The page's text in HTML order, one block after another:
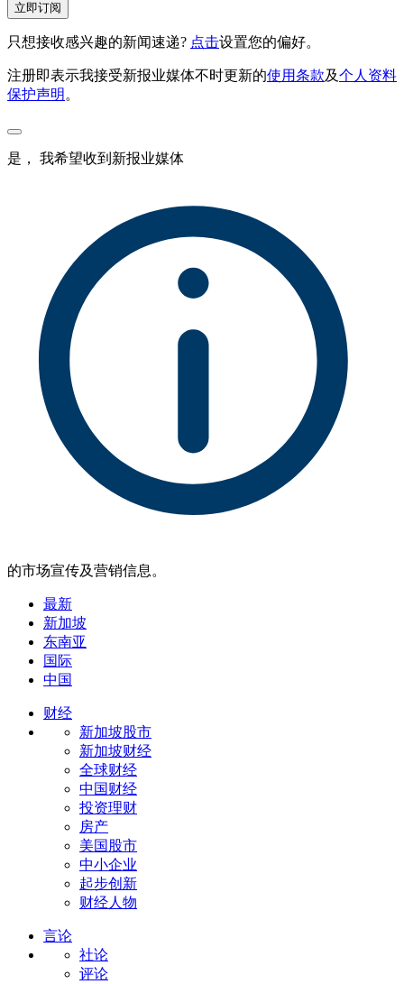
立即订阅
只想接收感兴趣的新闻速递? 点击设置您的偏好。
注册即表示我接受新报业媒体不时更新的使用条款及个人资料
保护声明 。
是， 我希望收到新报业媒体
的市场宣传及营销信息。
最新
新加坡
东南亚
国际
中国
财经
新加坡股市
新加坡财经
全球财经
中国财经
投资理财
房产
美国股市
中小企业
起步创新
财经人物
言论
社论
评论